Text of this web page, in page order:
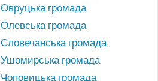
Овруцька громада
Олевська громада
Словечанська громада
Ушомирська громада
Чоповицька громада